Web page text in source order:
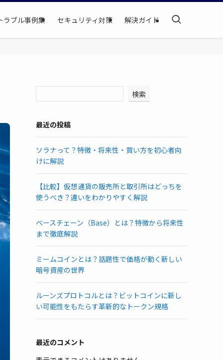
ラブル事例集 セキュリティ対策 解決ガイド
検索
最近の投稿
ソラナって？特徴・将来性・買い方を初心者向
けに解説
【比較】仮想通貨の販売所と取引所はどっちを
使うべき？違いをわかりやすく解説
ベースチェーン（Base）とは？特徴から将来性
まで徹底解説
ミームコインとは？話題性で価格が動く新しい
暗号資産の世界
ルーンズプロトコルとは？ビットコインに新し
い可能性をもたらす革新的なトークン規格
最近のコメント